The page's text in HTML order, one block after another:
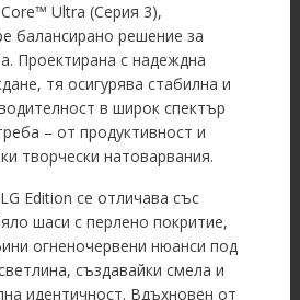
Ultra (Серия 3),
балансирано решение за
Проектирана с надеждна
тя осигурява стабилна и
в широк спектър
– от продуктивност и
творчески натоварвания.
Edition се отличава със
шаси с перлено покритие,
огненочервени нюанси под
създавайки смела и
идентичност. Вдъхновен от